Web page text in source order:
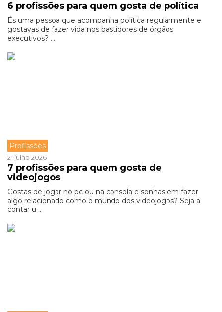
6 profissões para quem gosta de política
És uma pessoa que acompanha política regularmente e
gostavas de fazer vida nos bastidores de órgãos
executivos? ...
Profissões
21 julho 2026
7 profissões para quem gosta de
videojogos
Gostas de jogar no pc ou na consola e sonhas em fazer
algo relacionado como o mundo dos videojogos? Seja a
contar u ...